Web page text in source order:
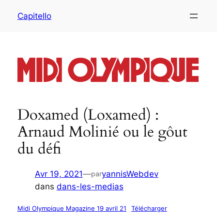
Capitello
Doxamed (Loxamed) :
Arnaud Molinié ou le gôut
du défi
Avr 19, 2021—paryannisWebdev
dans dans-les-medias
Midi Olympique Magazine 19 avril 21 Télécharger